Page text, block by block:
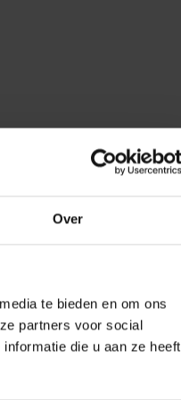
Over
te bieden en om ons
partners voor social
die u aan ze heeft